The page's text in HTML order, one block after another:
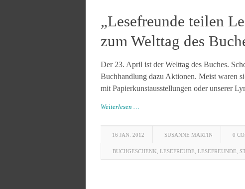
„Lesefreunde teilen
zum Welttag des
Der 23. April ist der Welttag des Buches.
Buchhandlung dazu Aktionen. Meist waren
mit Papierkunstausstellungen oder unserer
Weiterlesen …
16 JAN. 2012 SUSANNE MARTIN 0
BUCHGESCHENK LESEFREUDE LESEFREUNDE